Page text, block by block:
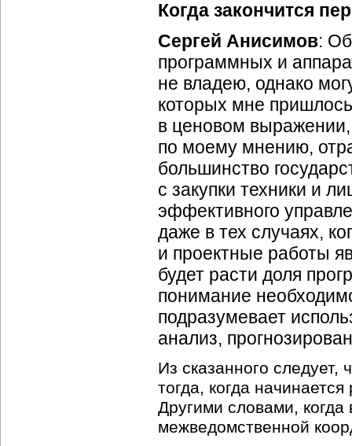
Когда закончится
Сергей Анисимов:
программных и
не владею, однако
которых мне
в ценовом выражении,
по моему мнению,
большинство
с закупки техники и
эффективного
даже в тех случаях,
и проектные работы
будет расти доля
понимание
подразумевает
анализ,
Из сказанного следует,
тогда, когда
Другими словами, когда
межведомственной